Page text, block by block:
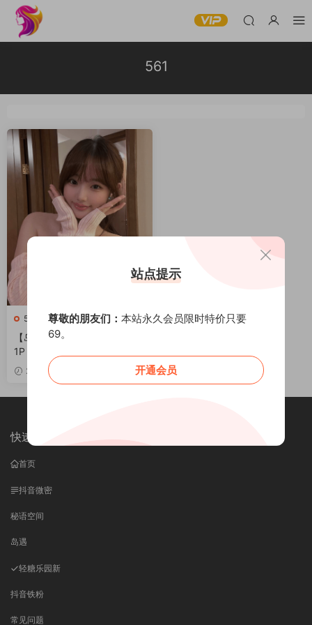
561
561
【岛遇】抖音张洛洛合集【54
1P 31V 318M】
2026-06-16 VIP
快速导航
首页
抖音微密
秘语空间
岛遇
轻糖乐园新
抖音铁粉
常见问题
站点提示
尊敬的朋友们： 本站永久会员限时特价只要
69。
开通会员